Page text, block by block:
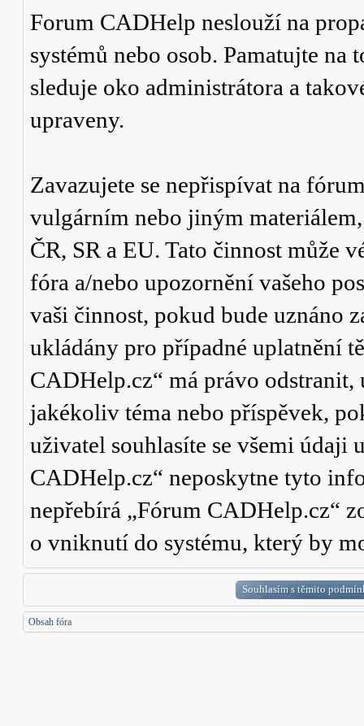
Forum CADHelp neslouží na
systémů nebo osob. Pamatujte
sleduje oko administrátora a
upraveny.
Zavazujete se nepřispívat na
vulgárním nebo jiným
ČR, SR a EU. Tato činnost může
fóra a/nebo upozornění vašeho
vaši činnost, pokud bude uznáno
ukládány pro případné uplatnění
CADHelp.cz“ má právo
jakékoliv téma nebo příspěvek,
uživatel souhlasíte se všemi údaji
CADHelp.cz“ neposkytne tyto
nepřebírá „Fórum CADHelp.cz“
o vniknutí do systému, který by
Obsah fóra